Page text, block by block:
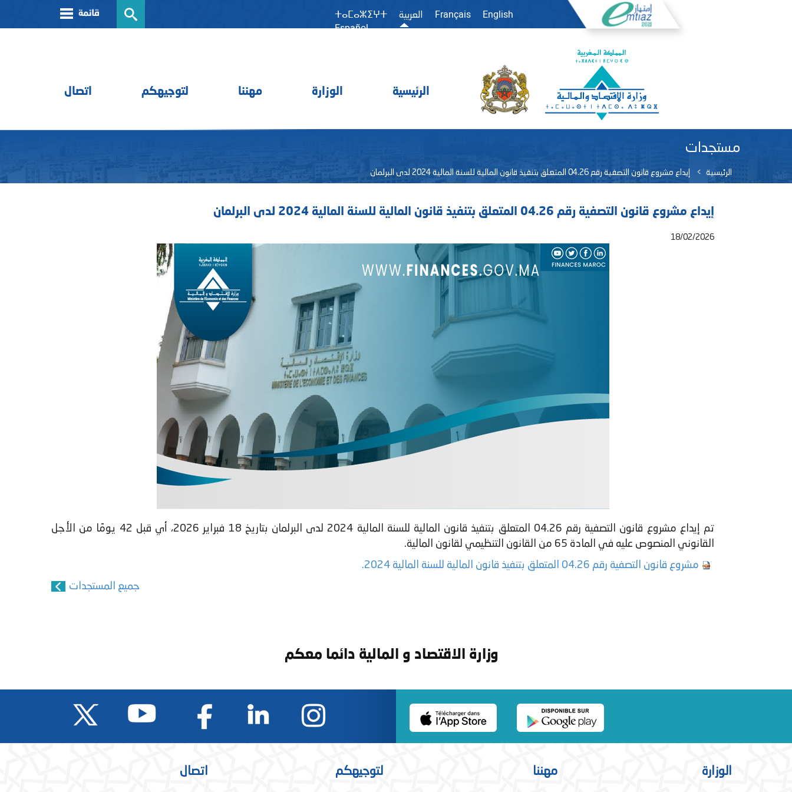
ⵜⴰⵎⴰⵣⵉⵖⵜ العربية Français
English
Español
الرئيسية الوزارة مهننا لتوجيهكم اتصال
مستجدات
الرئيسية إيداع مشروع قانون التصفية رقم 04.26 المتعلق بتنفيذ قانون المالية للسنة المالية 2024 لدى البرلمان
إيداع مشروع قانون التصفية رقم 04.26 المتعلق بتنفيذ قانون المالية للسنة المالية 2024 لدى البرلمان
18/02/2026
تم إيداع مشروع قانون التصفية رقم 04.26 المتعلق بتنفيذ قانون المالية للسنة المالية 2024 لدى البرلمان بتاريخ 18 فبراير 2026، أي قبل 42 يومًا من الأجل
القانوني المنصوص عليه في المادة 65 من القانون التنظيمي لقانون المالية.
​مشروع قانون التصفية رقم 04.26 المتعلق بتنفيذ قانون المالية للسنة المالية 2024.
جميع المستجدات
وزارة الاقتصاد و المالية دائما معكم
اتصال لتوجيهكم مهننا الوزارة